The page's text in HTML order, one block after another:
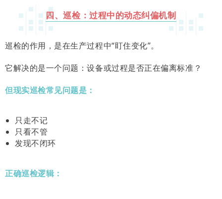
四、巡检：过程中的动态纠偏机制
巡检的作用，是在生产过程中“盯住变化”。
它解决的是一个问题：设备或过程是否正在偏离标准？
但现实巡检常见问题是：
只走不记
只看不管
发现不闭环
正确巡检逻辑：